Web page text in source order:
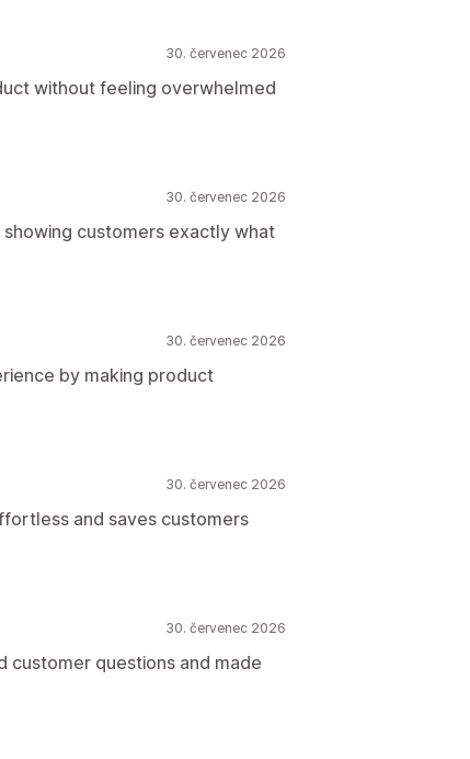
30. červenec 2026
without feeling overwhelmed
30. červenec 2026
customers exactly what
30. červenec 2026
by making product
30. červenec 2026
and saves customers
30. červenec 2026
customer questions and made